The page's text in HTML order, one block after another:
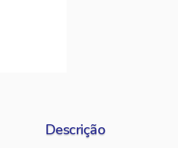
Descrição